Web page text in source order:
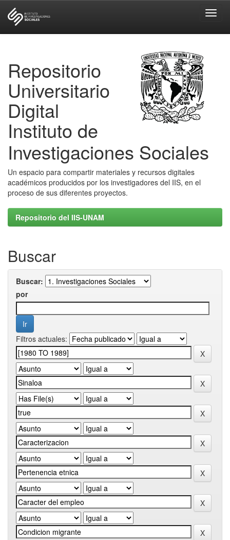
Repositorio
Universitario
Digital
Instituto de
Investigaciones Sociales
Un espacio para compartir materiales y recursos digitales
académicos producidos por los investigadores del IIS, en el
proceso de sus diferentes proyectos.
Repositorio del IIS-UNAM
Buscar
Buscar:
por
Filtros actuales: